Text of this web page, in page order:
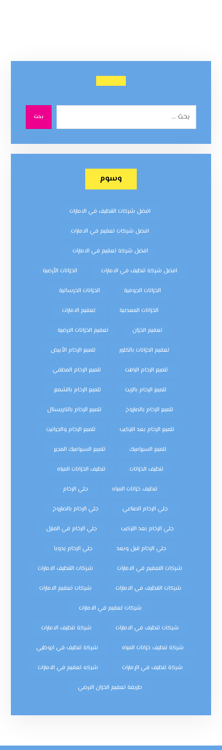
بحث
وسوم
افضل شركات التنظيف في الامارات
افضل شركات تعقيم في الامارات
افضل شركة تعقيم في الامارات
افضل شركة تنظيف في الامارات الخزانات الأرضية
الخزانات الجوفية الخزانات الخرسانية
الخزانات المعدنية تعقيم الامارات
تعقيم الخزان تعقيم الخزانات الارضية
تعقيم الخزانات بالكلور تلميع الرخام الأبيض
تلميع الرخام الباهت تلميع الرخام المطفي
تلميع الرخام بالزيت تلميع الرخام بالشمع
تلميع الرخام بالصاروخ تلميع الرخام بالكريستال
تلميع الرخام بعد التركيب تلميع الرخام والجرانيت
تلميع السيراميك تلميع السيراميك المجير
تنظيف الخزانات تنظيف الخزانات المياه
تنظيف خزانات المياه جلي الرخام
جلي الرخام الصناعي جلي الرخام بالصاروخ
جلي الرخام بعد التركيب جلي الرخام في المنزل
جلي الرخام قبل وبعد جلي الرخام يدويا
شركات التعقيم في الامارات شركات التنظيف الامارات
شركات التنظيف في الامارات شركات تعقيم الامارات
شركات تعقيم في الامارات
شركات تنظيف في الامارات شركة تنظيف الامارات
شركة تنظيف خزانات المياه شركة تنظيف في ابوظبي
شركة تنظيف في الإمارات شركه تعقيم في الامارات
طريقة تعقيم الخزان الارضي